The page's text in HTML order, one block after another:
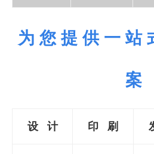
为 您 提 供 一 站
案
设 计 印 刷